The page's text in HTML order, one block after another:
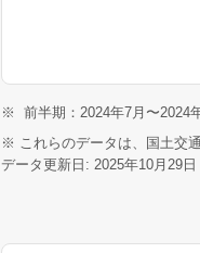
※
前半期：2024年7月〜2024
※ これらのデータは、国土交
データ更新日: 2025年10月29日